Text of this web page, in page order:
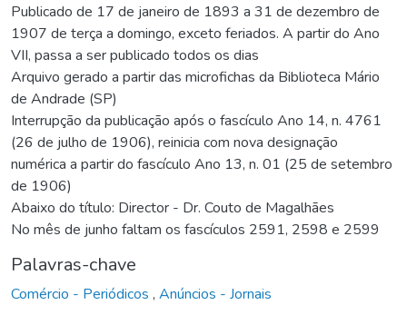
Publicado de 17 de janeiro de 1893 a 31 de dezembro de
1907 de terça a domingo, exceto feriados. A partir do Ano
VII, passa a ser publicado todos os dias
Arquivo gerado a partir das microfichas da Biblioteca Mário
de Andrade (SP)
Interrupção da publicação após o fascículo Ano 14, n. 4761
(26 de julho de 1906), reinicia com nova designação
numérica a partir do fascículo Ano 13, n. 01 (25 de setembro
de 1906)
Abaixo do título: Director - Dr. Couto de Magalhães
No mês de junho faltam os fascículos 2591, 2598 e 2599
Palavras-chave
Comércio - Periódicos , Anúncios - Jornais